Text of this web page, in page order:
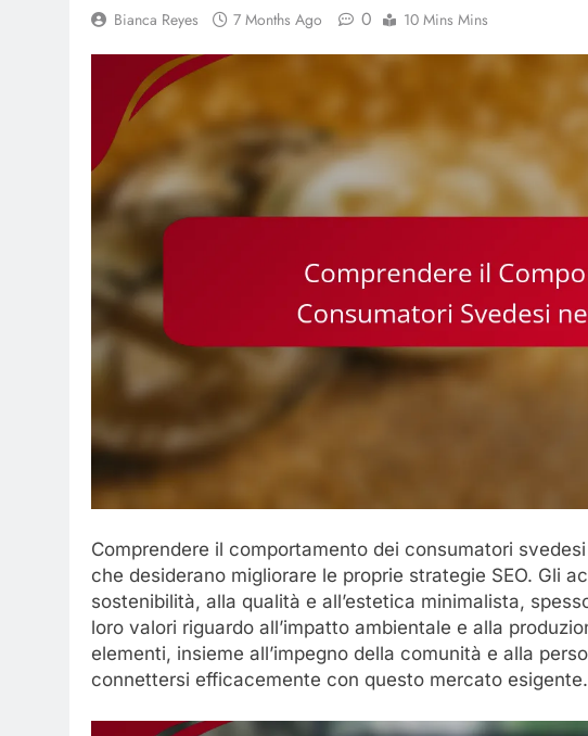
Bianca Reyes 7 Months Ago 0 10 Mins Mins
Comprendere il comportamento dei consumatori
che desiderano migliorare le proprie strategie SEO. Gli
sostenibilità, alla qualità e all’estetica minimalista,
loro valori riguardo all’impatto ambientale e alla
elementi, insieme all’impegno della comunità e alla
connettersi efficacemente con questo mercato esigente.